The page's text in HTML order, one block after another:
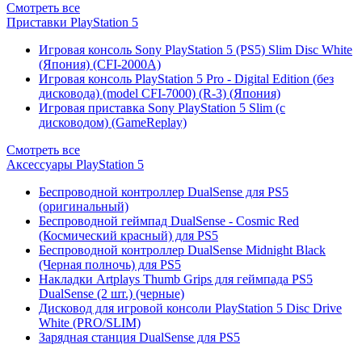
Смотреть все
Приставки PlayStation 5
Игровая консоль Sony PlayStation 5 (PS5) Slim Disc White
(Япония) (CFI-2000A)
Игровая консоль PlayStation 5 Pro - Digital Edition (без
дисковода) (model CFI-7000) (R-3) (Япония)
Игровая приставка Sony PlayStation 5 Slim (с
дисководом) (GameReplay)
Смотреть все
Аксессуары PlayStation 5
Беспроводной контроллер DualSense для PS5
(оригинальный)
Беспроводной геймпад DualSense - Cosmic Red
(Космический красный) для PS5
Беспроводной контроллер DualSense Midnight Black
(Черная полночь) для PS5
Накладки Artplays Thumb Grips для геймпада PS5
DualSense (2 шт.) (черные)
Дисковод для игровой консоли PlayStation 5 Disc Drive
White (PRO/SLIM)
Зарядная станция DualSense для PS5